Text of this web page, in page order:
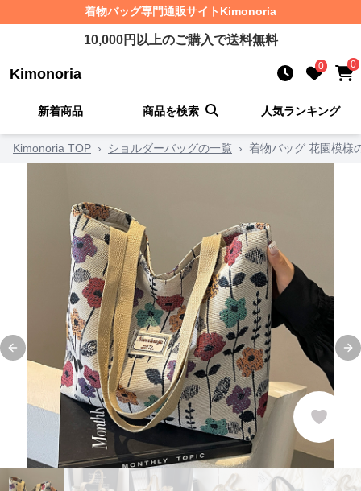
着物バッグ専門通販サイト Kimonoria
10,000円以上のご購入で送料無料
Kimonoria 0 0
新着商品 商品を検索 人気ランキング
Kimonoria TOP › ショルダーバッグの一覧 › 着物バッグ 花園模様
Previous slide